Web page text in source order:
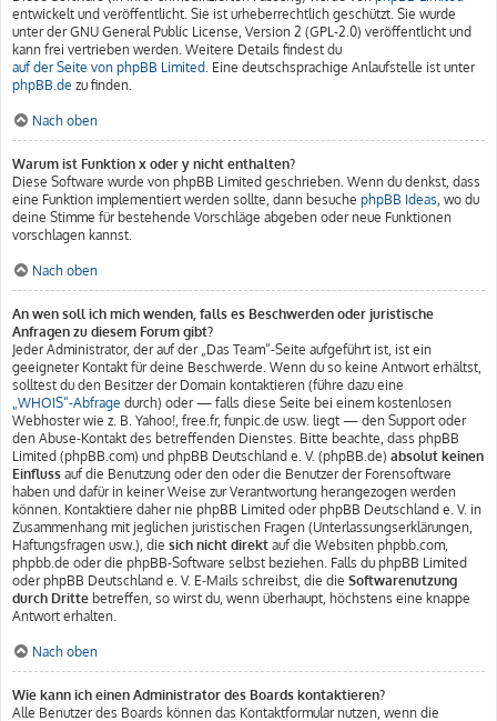
entwickelt und veröffentlicht. Sie ist urheberrechtlich geschützt. Sie wurde
unter der GNU General Public License, Version 2 (GPL-2.0) veröffentlicht und
kann frei vertrieben werden. Weitere Details findest du
auf der Seite von phpBB Limited. Eine deutschsprachige Anlaufstelle ist unter
phpBB.de zu finden.
Nach oben
Warum ist Funktion x oder y nicht enthalten?
Diese Software wurde von phpBB Limited geschrieben. Wenn du denkst, dass
eine Funktion implementiert werden sollte, dann besuche phpBB Ideas, wo du
deine Stimme für bestehende Vorschläge abgeben oder neue Funktionen
vorschlagen kannst.
Nach oben
An wen soll ich mich wenden, falls es Beschwerden oder juristische
Anfragen zu diesem Forum gibt?
Jeder Administrator, der auf der „Das Team“-Seite aufgeführt ist, ist ein
geeigneter Kontakt für deine Beschwerde. Wenn du so keine Antwort erhältst,
solltest du den Besitzer der Domain kontaktieren (führe dazu eine
„WHOIS“-Abfrage durch) oder — falls diese Seite bei einem kostenlosen
Webhoster wie z. B. Yahoo!, free.fr, funpic.de usw. liegt — den Support oder
den Abuse-Kontakt des betreffenden Dienstes. Bitte beachte, dass phpBB
Limited (phpBB.com) und phpBB Deutschland e. V. (phpBB.de) absolut keinen
Einfluss auf die Benutzung oder den oder die Benutzer der Forensoftware
haben und dafür in keiner Weise zur Verantwortung herangezogen werden
können. Kontaktiere daher nie phpBB Limited oder phpBB Deutschland e. V. in
Zusammenhang mit jeglichen juristischen Fragen (Unterlassungserklärungen,
Haftungsfragen usw.), die sich nicht direkt auf die Websiten phpbb.com,
phpbb.de oder die phpBB-Software selbst beziehen. Falls du phpBB Limited
oder phpBB Deutschland e. V. E-Mails schreibst, die die Softwarenutzung
durch Dritte betreffen, so wirst du, wenn überhaupt, höchstens eine knappe
Antwort erhalten.
Nach oben
Wie kann ich einen Administrator des Boards kontaktieren?
Alle Benutzer des Boards können das Kontaktformular nutzen, wenn die